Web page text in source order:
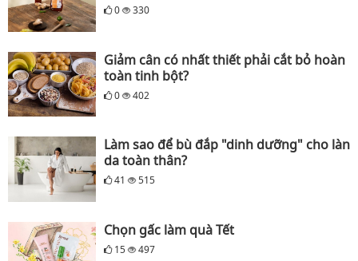
0 330
Giảm cân có nhất thiết phải cắt bỏ hoàn
toàn tinh bột?
0 402
Làm sao để bù đắp "dinh dưỡng" cho làn
da toàn thân?
41 515
Chọn gấc làm quà Tết
15 497